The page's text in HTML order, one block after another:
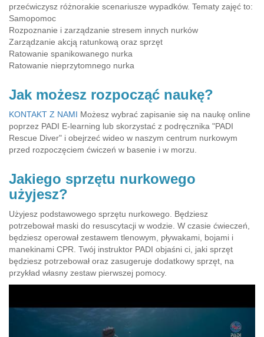
przećwiczysz różnorakie scenariusze wypadków. Tematy zajęć to:
Samopomoc
Rozpoznanie i zarządzanie stresem innych nurków
Zarządzanie akcją ratunkową oraz sprzęt
Ratowanie spanikowanego nurka
Ratowanie nieprzytomnego nurka
Jak możesz rozpocząć naukę?
KONTAKT Z NAMI Możesz wybrać zapisanie się na naukę online
poprzez PADI E-learning lub skorzystać z podręcznika "PADI
Rescue Diver" i obejrzeć wideo w naszym centrum nurkowym
przed rozpoczęciem ćwiczeń w basenie i w morzu.
Jakiego sprzętu nurkowego
użyjesz?
Użyjesz podstawowego sprzętu nurkowego. Będziesz
potrzebował maski do resuscytacji w wodzie. W czasie ćwieczeń,
będziesz operował zestawem tlenowym, pływakami, bojami i
manekinami CPR. Twój instruktor PADI objaśni ci, jaki sprzęt
będziesz potrzebował oraz zasugeruje dodatkowy sprzęt, na
przykład własny zestaw pierwszej pomocy.